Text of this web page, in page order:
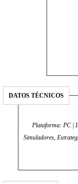
DATOS TÉCNICOS
Plataforma: PC |
Simuladores, Estrategia |